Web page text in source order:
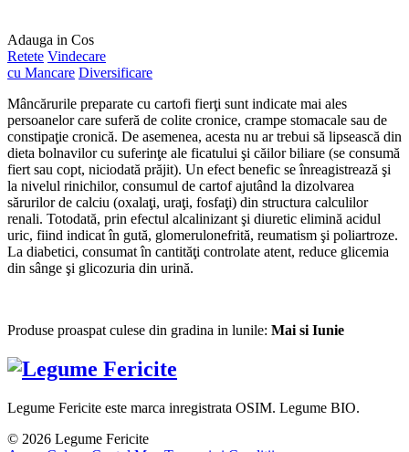
Adauga in Cos
Retete Vindecare
cu Mancare Diversificare
Mâncărurile preparate cu cartofi fierţi sunt indicate mai ales
persoanelor care suferă de colite cronice, crampe stomacale sau de
constipaţie cronică. De asemenea, acesta nu ar trebui să lipsească din
dieta bolnavilor cu suferinţe ale ficatului şi căilor biliare (se consumă
fiert sau copt, niciodată prăjit). Un efect benefic se înreagistrează şi
la nivelul rinichilor, consumul de cartof ajutând la dizolvarea
sărurilor de calciu (oxalaţi, uraţi, fosfaţi) din structura calculilor
renali. Totodată, prin efectul alcalinizant şi diuretic elimină acidul
uric, fiind indicat în gută, glomerulonefrită, reumatism şi poliartroze.
La diabetici, consumat în cantităţi controlate atent, reduce glicemia
din sânge şi glicozuria din urină.
Produse proaspat culese din gradina in lunile: Mai si Iunie
Legume Fericite este marca inregistrata OSIM. Legume BIO.
© 2026 Legume Fericite